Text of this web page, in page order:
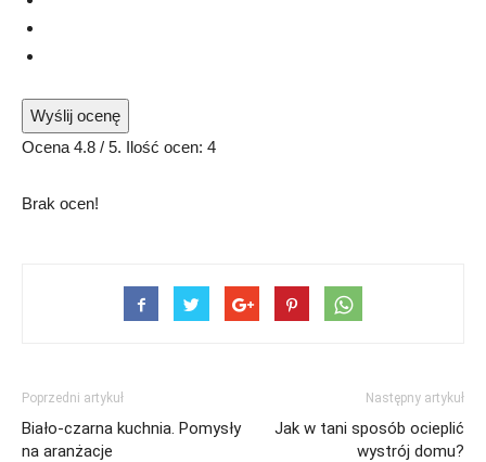
Wyślij ocenę
Ocena 4.8 / 5. Ilość ocen: 4
Brak ocen!
Poprzedni artykuł
Biało-czarna kuchnia. Pomysły
na aranżacje
Następny artykuł
Jak w tani sposób ocieplić
wystrój domu?